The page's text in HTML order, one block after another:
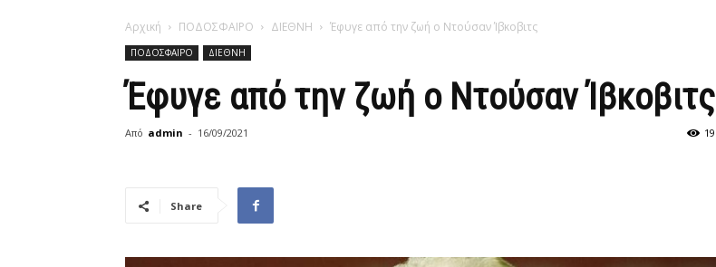
Αρχική ΠΟΔΟΣΦΑΙΡΟ ΔΙΕΘΝΗ Έφυγε από την ζωή ο Ντούσαν Ίβκοβιτς
ΠΟΔΟΣΦΑΙΡΟ ΔΙΕΘΝΗ
Έφυγε από την ζωή ο Ντούσαν Ίβκοβιτς
Από admin - 16/09/2021 19
Share